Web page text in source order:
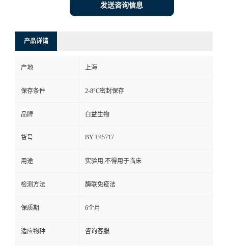
发送咨询信息
产品详请
产地 上海
保存条件 2-8°C密封保存
品牌 白益生物
货号 BY-F45717
用途 实验用,不得用于临床
检测方法 酶联免疫法
保质期 6个月
适应物种 咨询客服